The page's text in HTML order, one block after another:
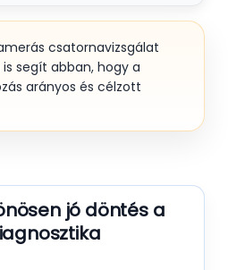
csatornavizsgálat
segít abban, hogy a
arányos és célzott
jó döntés a